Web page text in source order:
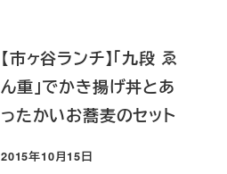
【市ヶ谷ランチ】「九段 ゑ
ん重」でかき揚げ丼とあ
ったかいお蕎麦のセット
投稿日
2015年10月15日